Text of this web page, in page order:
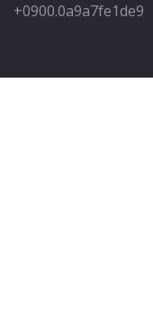
+0900.0a9a7fe1de9